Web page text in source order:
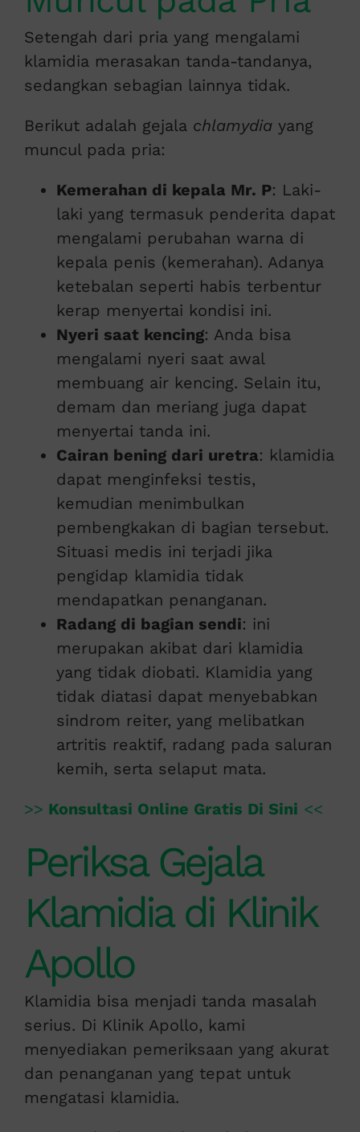
Setengah dari pria yang mengalami
klamidia merasakan tanda-tandanya,
sedangkan sebagian lainnya tidak.
Berikut adalah gejala chlamydia yang
muncul pada pria:
Kemerahan di kepala Mr. P: Laki-
laki yang termasuk penderita dapat
mengalami perubahan warna di
kepala penis (kemerahan). Adanya
ketebalan seperti habis terbentur
kerap menyertai kondisi ini.
Nyeri saat kencing: Anda bisa
mengalami nyeri saat awal
membuang air kencing. Selain itu,
demam dan meriang juga dapat
menyertai tanda ini.
Cairan bening dari uretra: klamidia
dapat menginfeksi testis,
kemudian menimbulkan
pembengkakan di bagian tersebut.
Situasi medis ini terjadi jika
pengidap klamidia tidak
mendapatkan penanganan.
Radang di bagian sendi: ini
merupakan akibat dari klamidia
yang tidak diobati. Klamidia yang
tidak diatasi dapat menyebabkan
sindrom reiter, yang melibatkan
artritis reaktif, radang pada saluran
kemih, serta selaput mata.
>> Konsultasi Online Gratis Di Sini <<
Periksa Gejala
Klamidia di Klinik
Apollo
Klamidia bisa menjadi tanda masalah
serius. Di Klinik Apollo, kami
menyediakan pemeriksaan yang akurat
dan penanganan yang tepat untuk
mengatasi klamidia.